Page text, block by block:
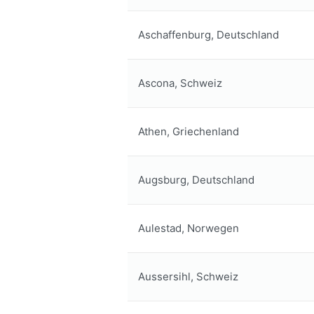
Aschaffenburg, Deutschland
Ascona, Schweiz
Athen, Griechenland
Augsburg, Deutschland
Aulestad, Norwegen
Aussersihl, Schweiz